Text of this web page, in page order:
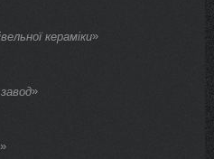
кераміки»
»
»